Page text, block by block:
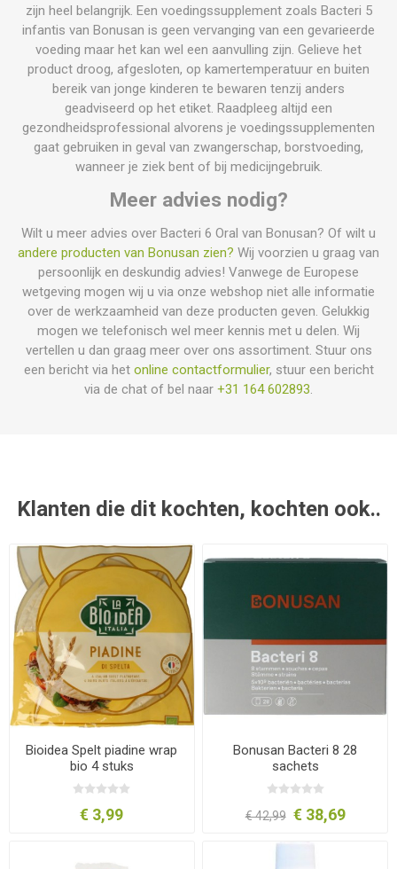
zijn heel belangrijk. Een voedingssupplement zoals Bacteri 5
infantis van Bonusan is geen vervanging van een gevarieerde
voeding maar het kan wel een aanvulling zijn. Gelieve het
product droog, afgesloten, op kamertemperatuur en buiten
bereik van jonge kinderen te bewaren tenzij anders
geadviseerd op het etiket. Raadpleeg altijd een
gezondheidsprofessional alvorens je voedingssupplementen
gaat gebruiken in geval van zwangerschap, borstvoeding,
wanneer je ziek bent of bij medicijngebruik.
Meer advies nodig?
Wilt u meer advies over Bacteri 6 Oral van Bonusan? Of wilt u
andere producten van Bonusan zien? Wij voorzien u graag van
persoonlijk en deskundig advies! Vanwege de Europese
wetgeving mogen wij u via onze webshop niet alle informatie
over de werkzaamheid van deze producten geven. Gelukkig
mogen we telefonisch wel meer kennis met u delen. Wij
vertellen u dan graag meer over ons assortiment. Stuur ons
een bericht via het online contactformulier, stuur een bericht
via de chat of bel naar +31 164 602893.
Klanten die dit kochten, kochten ook..
Bioidea Spelt piadine wrap
bio 4 stuks
€ 3,99
Bonusan Bacteri 8 28
sachets
€ 42,99 € 38,69